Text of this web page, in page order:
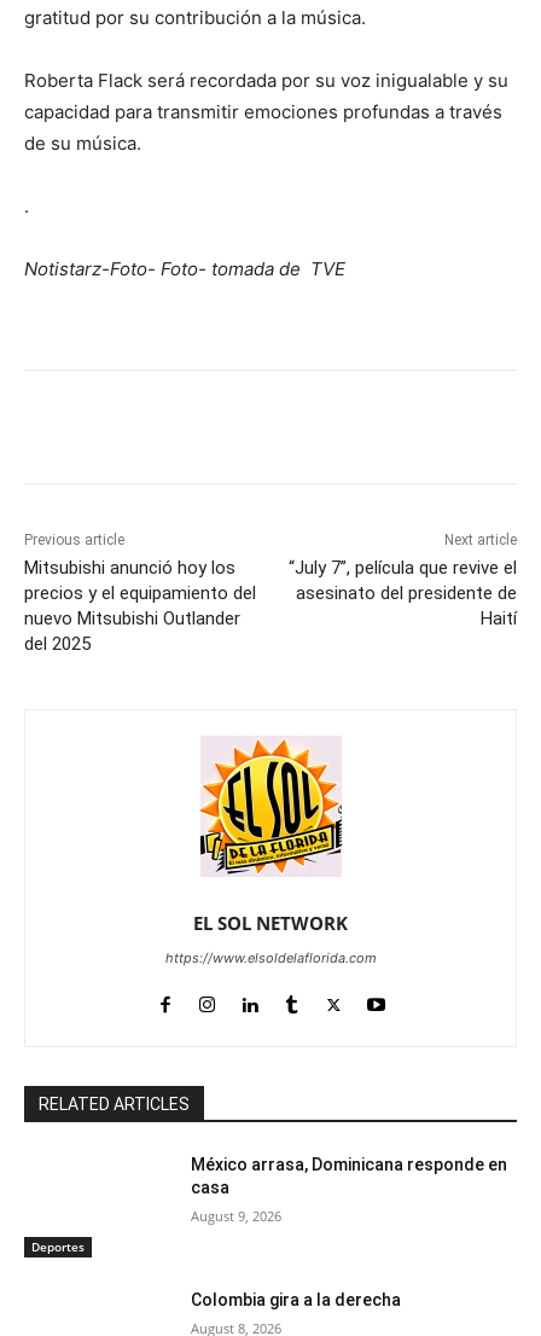
gratitud por su contribución a la música.
Roberta Flack será recordada por su voz inigualable y su
capacidad para transmitir emociones profundas a través
de su música.
.
Notistarz-Foto- Foto- tomada de TVE
Previous article
Mitsubishi anunció hoy los
precios y el equipamiento del
nuevo Mitsubishi Outlander
del 2025
Next article
“July 7”, película que revive el
asesinato del presidente de
Haití
EL SOL NETWORK
https://www.elsoldelaflorida.com
RELATED ARTICLES
Deportes
México arrasa, Dominicana responde en
casa
August 9, 2026
Colombia gira a la derecha
August 8, 2026